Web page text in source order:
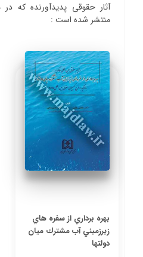
آثار حقوقی پدیدآورنده که
منتشر شده است :
بهره برداري از سفره هاي
زيرزميني آب مشترك ميان
دولتها